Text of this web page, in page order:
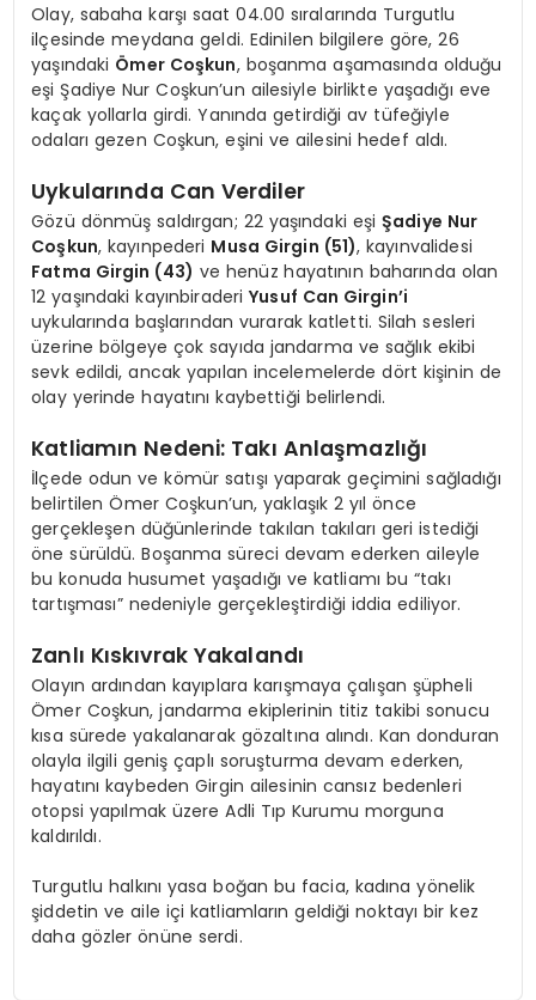
Olay, sabaha karşı saat 04.00 sıralarında Turgutlu
ilçesinde meydana geldi. Edinilen bilgilere göre, 26
yaşındaki Ömer Coşkun, boşanma aşamasında olduğu
eşi Şadiye Nur Coşkun’un ailesiyle birlikte yaşadığı eve
kaçak yollarla girdi. Yanında getirdiği av tüfeğiyle
odaları gezen Coşkun, eşini ve ailesini hedef aldı.
Uykularında Can Verdiler
Gözü dönmüş saldırgan; 22 yaşındaki eşiŞadiye Nur
Coşkun, kayınpederi Musa Girgin (51), kayınvalidesi
Fatma Girgin (43) ve henüz hayatının baharında olan
12 yaşındaki kayınbiraderiYusuf Can Girgin’i
uykularında başlarından vurarak katletti. Silah sesleri
üzerine bölgeye çok sayıda jandarma ve sağlık ekibi
sevk edildi, ancak yapılan incelemelerde dört kişinin de
olay yerinde hayatını kaybettiği belirlendi.
Katliamın Nedeni: Takı Anlaşmazlığı
İlçede odun ve kömür satışı yaparak geçimini sağladığı
belirtilen Ömer Coşkun’un, yaklaşık 2 yıl önce
gerçekleşen düğünlerinde takılan takıları geri istediği
öne sürüldü. Boşanma süreci devam ederken aileyle
bu konuda husumet yaşadığı ve katliamı bu “takı
tartışması” nedeniyle gerçekleştirdiği iddia ediliyor.
Zanlı Kıskıvrak Yakalandı
Olayın ardından kayıplara karışmaya çalışan şüpheli
Ömer Coşkun, jandarma ekiplerinin titiz takibi sonucu
kısa sürede yakalanarak gözaltına alındı. Kan donduran
olayla ilgili geniş çaplı soruşturma devam ederken,
hayatını kaybeden Girgin ailesinin cansız bedenleri
otopsi yapılmak üzere Adli Tıp Kurumu morguna
kaldırıldı.
Turgutlu halkını yasa boğan bu facia, kadına yönelik
şiddetin ve aile içi katliamların geldiği noktayı bir kez
daha gözler önüne serdi.